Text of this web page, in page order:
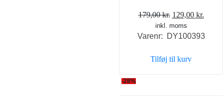
179,00kr. Den
oprindelige
pris
179,00 kr..
129,00 kr.
pris
inkl. moms
Varenr: DY100393
Tilføj til kurv
-28%